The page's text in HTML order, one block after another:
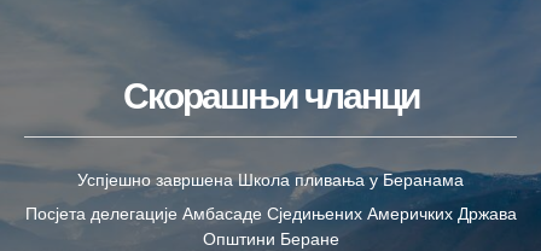
Скорашњи чланци
Успјешно завршена Школа пливања у Беранама
Посјета делегације Амбасаде Сједињених Америчких Држава
Општини Беране